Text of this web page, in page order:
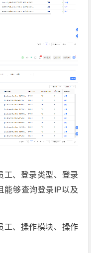
工、登录类型、登录
能够查询登录IP以及
工、操作模块、操作